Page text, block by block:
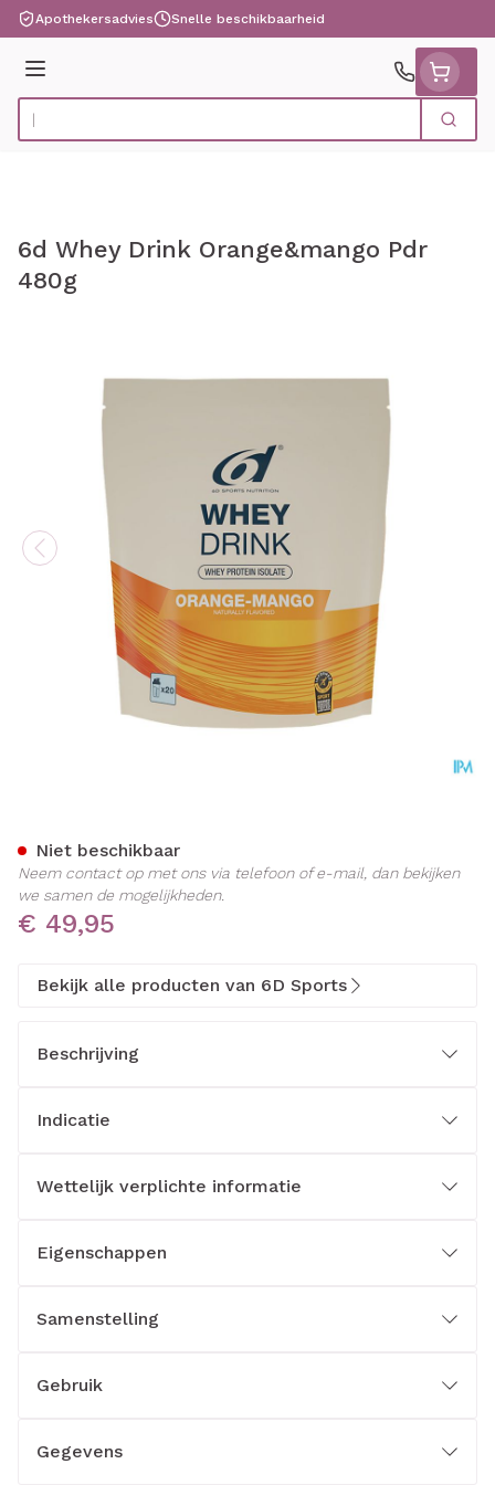
Ga naar de inhoud
Apothekersadvies Snelle beschikbaarheid
Menu
Product, merk, categorie... Zoek
6d Whey Drink Orange&mango Pdr
480g
€ 49,95
Niet beschikbaar
Neem contact op met ons via telefoon of e-mail, dan bekijken
we samen de mogelijkheden.
Bekijk alle producten van 6D Sports
Beschrijving
Indicatie
Wettelijk verplichte informatie
Eigenschappen
Samenstelling
Gebruik
Gegevens